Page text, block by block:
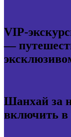
VIP-
—
Шанхай за
включить в